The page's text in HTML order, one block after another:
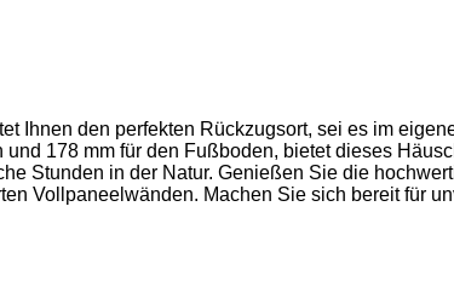
Ihnen den perfekten Rückzugsort, sei es im
178 mm für den Fußboden, bietet dieses
Stunden in der Natur. Genießen Sie die
Vollpaneelwänden. Machen Sie sich bereit für